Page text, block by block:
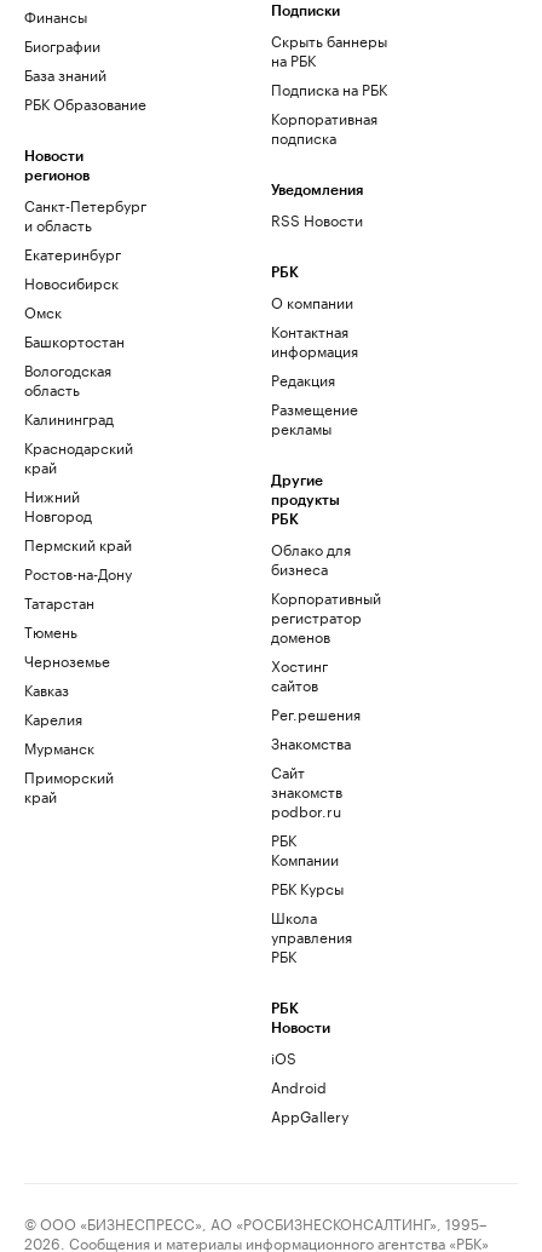
Финансы
Биографии
База знаний
РБК Образование
Новости
регионов
Санкт-Петербург
и область
Екатеринбург
Новосибирск
Омск
Башкортостан
Вологодская
область
Калининград
Краснодарский
край
Нижний
Новгород
Пермский край
Ростов-на-Дону
Татарстан
Тюмень
Черноземье
Кавказ
Карелия
Мурманск
Приморский
край
Подписки
Скрыть баннеры
на РБК
Подписка на РБК
Корпоративная
подписка
Уведомления
RSS Новости
РБК
О компании
Контактная
информация
Редакция
Размещение
рекламы
Другие
продукты
РБК
Облако для
бизнеса
Корпоративный
регистратор
доменов
Хостинг
сайтов
Рег.решения
Знакомства
Сайт
знакомств
podbor.ru
РБК
Компании
РБК Курсы
Школа
управления
РБК
РБК
Новости
iOS
Android
AppGallery
© ООО «БИЗНЕСПРЕСС», АО «РОСБИЗНЕСКОНСАЛТИНГ», 1995–
2026. Сообщения и материалы информационного агентства «РБК»